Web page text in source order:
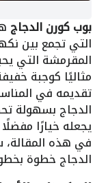
بوب كورن الدجاج
التي تجمع بين
المقرمشة التي
مثاليًا كوجبة
تقديمه في
الدجاج بسهولة
يجعله خيارًا
في هذه
الدجاج خطوة